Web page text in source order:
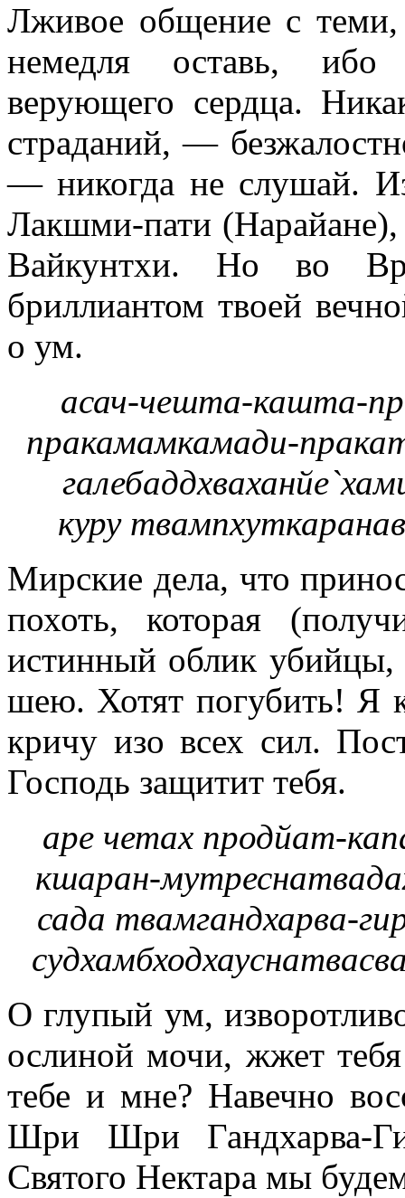
Лживое общение с теми,
немедля оставь, ибо
верующего сердца.
страданий, —
— никогда не слушай.
Лакшми-пати
Вайкунтхи. Но во
бриллиантом твоей
о ум.
асач-чешта-кашта-
пракамамкамади-
куру
Мирские дела, что
похоть, которая
истинный облик
шею. Хотят погубить! Я
кричу изо всех сил.
Господь защитит тебя.
аре четах продйат-
кшаран-
сада твамгандхарва-
О глупый ум,
ослиной мочи, жжет
тебе и мне? Навечно
Шри Шри Гандхарва-
Святого Нектара мы